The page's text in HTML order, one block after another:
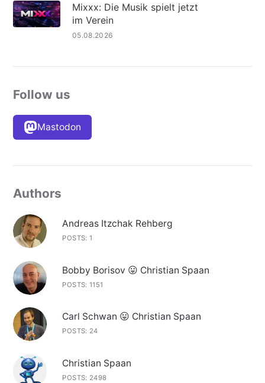
Mixxx: Die Musik spielt jetzt
im Verein
05.08.2026
Follow us
Mastodon
Authors
Andreas Itzchak Rehberg
POSTS: 1
Bobby Borisov 😛 Christian Spaan
POSTS: 1151
Carl Schwan 😛 Christian Spaan
POSTS: 24
Christian Spaan
POSTS: 2498